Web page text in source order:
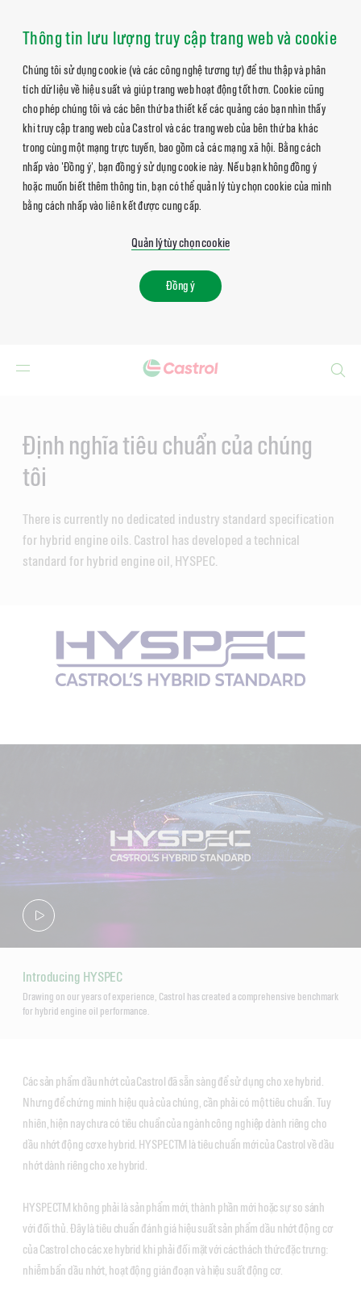
Thông tin lưu lượng truy cập trang web và cookie
Chúng tôi sử dụng cookie (và các công nghệ tương tự) để thu thập và phân
tích dữ liệu về hiệu suất và giúp trang web hoạt động tốt hơn. Cookie cũng
cho phép chúng tôi và các bên thứ ba thiết kế các quảng cáo bạn nhìn thấy
khi truy cập trang web của Castrol và các trang web của bên thứ ba khác
trong cùng một mạng trực tuyến, bao gồm cả các mạng xã hội. Bằng cách
nhấp vào 'Đồng ý', bạn đồng ý sử dụng cookie này. Nếu bạn không đồng ý
hoặc muốn biết thêm thông tin, bạn có thể quản lý tùy chọn cookie của mình
bằng cách nhấp vào liên kết được cung cấp.
Quản lý tùy chọn cookie
Đồng ý
Định nghĩa tiêu chuẩn của chúng
tôi
There is currently no dedicated industry standard specification
for hybrid engine oils. Castrol has developed a technical
standard for hybrid engine oil, HYSPEC.
Introducing HYSPEC
Drawing on our years of experience, Castrol has created a comprehensive benchmark
for hybrid engine oil performance.
Các sản phẩm dầu nhớt của Castrol đã sẵn sàng để sử dụng cho xe hybrid.
Nhưng để chứng minh hiệu quả của chúng, cần phải có một tiêu chuẩn. Tuy
nhiên, hiện nay chưa có tiêu chuẩn của ngành công nghiệp dành riêng cho
dầu nhớt động cơ xe hybrid. HYSPECTM là tiêu chuẩn mới của Castrol về dầu
nhớt dành riêng cho xe hybrid.
HYSPECTM không phải là sản phẩm mới, thành phần mới hoặc sự so sánh
với đối thủ. Đây là tiêu chuẩn đánh giá hiệu suất sản phẩm dầu nhớt động cơ
của Castrol cho các xe hybrid khi phải đối mặt với các thách thức đặc trưng:
nhiễm bẩn dầu nhớt, hoạt động gián đoạn và hiệu suất động cơ.